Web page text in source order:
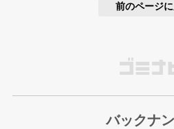
前のページ
バックナ